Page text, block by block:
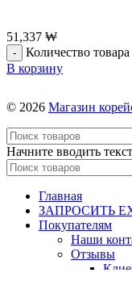
51,337 ₩
Количество
В корзину
© 2026 Магазин
Начните вводить
Главная
ЗАПРОСИТЬ
Покупателям
Наши
Отзывы